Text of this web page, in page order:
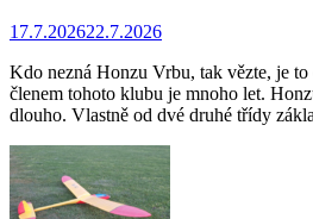
17.7.202622.7.2026
Kdo nezná Honzu Vrbu, tak vězte, je
členem tohoto klubu je mnoho let.
dlouho. Vlastně od dvé druhé třídy